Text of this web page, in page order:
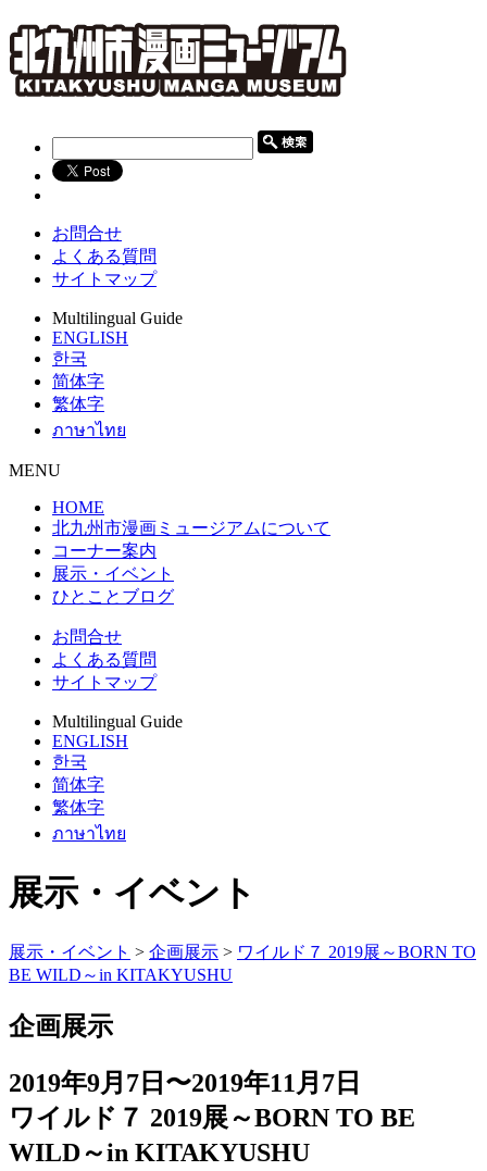
お問合せ
よくある質問
サイトマップ
Multilingual Guide
ENGLISH
한국
简体字
繁体字
ภาษาไทย
MENU
HOME
北九州市漫画ミュージアムについて
コーナー案内
展示・イベント
ひとことブログ
お問合せ
よくある質問
サイトマップ
Multilingual Guide
ENGLISH
한국
简体字
繁体字
ภาษาไทย
展示・イベント
展示・イベント > 企画展示 > ワイルド７ 2019展～BORN TO
BE WILD～in KITAKYUSHU
企画展示
2019年9月7日〜2019年11月7日
ワイルド７ 2019展～BORN TO BE
WILD～in KITAKYUSHU